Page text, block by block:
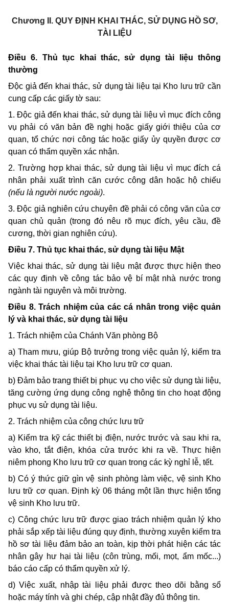
Chương II. QUY ĐỊNH KHAI THÁC, SỬ DỤNG HỒ SƠ,
TÀI LIỆU
Điều 6. Thủ tục khai thác, sử dụng tài liệu thông
thường
Độc giả đến khai thác, sử dụng tài liệu tại Kho lưu trữ cần
cung cấp các giấy tờ sau:
1. Độc giả đến khai thác, sử dụng tài liệu vì mục đích công
vụ phải có văn bản đề nghị hoặc giấy giới thiệu của cơ
quan, tổ chức nơi công tác hoặc giấy ủy quyền được cơ
quan có thẩm quyền xác nhận.
2. Trường hợp khai thác, sử dụng tài liệu vì mục đích cá
nhân phải xuất trình căn cước công dân hoặc hộ chiếu
(nếu là người nước ngoài).
3. Độc giả nghiên cứu chuyên đề phải có công văn của cơ
quan chủ quản (trong đó nêu rõ mục đích, yêu cầu, đề
cương, thời gian nghiên cứu).
Điều 7. Thủ tục khai thác, sử dụng tài liệu Mật
Việc khai thác, sử dụng tài liệu mật được thực hiện theo
các quy định về công tác bảo vệ bí mật nhà nước trong
ngành tài nguyên và môi trường.
Điều 8. Trách nhiệm của các cá nhân trong việc quản
lý và khai thác, sử dụng tài liệu
1. Trách nhiệm của Chánh Văn phòng Bộ
a) Tham mưu, giúp Bộ trưởng trong việc quản lý, kiểm tra
việc khai thác tài liệu tại Kho lưu trữ cơ quan.
b) Đảm bảo trang thiết bị phục vụ cho việc sử dụng tài liệu,
tăng cường ứng dụng công nghệ thông tin cho hoạt động
phục vụ sử dụng tài liệu.
2. Trách nhiệm của công chức lưu trữ
a) Kiểm tra kỹ các thiết bị điện, nước trước và sau khi ra,
vào kho, tắt điện, khóa cửa trước khi ra về. Thực hiện
niêm phong Kho lưu trữ cơ quan trong các kỳ nghỉ lễ, tết.
b) Có ý thức giữ gìn vệ sinh phòng làm việc, vệ sinh Kho
lưu trữ cơ quan. Định kỳ 06 tháng một lần thực hiện tổng
vệ sinh Kho lưu trữ.
c) Công chức lưu trữ được giao trách nhiệm quản lý kho
phải sắp xếp tài liệu đúng quy định, thường xuyên kiểm tra
hồ sơ tài liệu đảm bảo an toàn, kịp thời phát hiện các tác
nhân gây hư hại tài liệu (côn trùng, mối, mọt, ẩm mốc...)
báo cáo cấp có thẩm quyền xử lý.
d) Việc xuất, nhập tài liệu phải được theo dõi bằng sổ
hoặc máy tính và ghi chép, cập nhật đầy đủ thông tin.